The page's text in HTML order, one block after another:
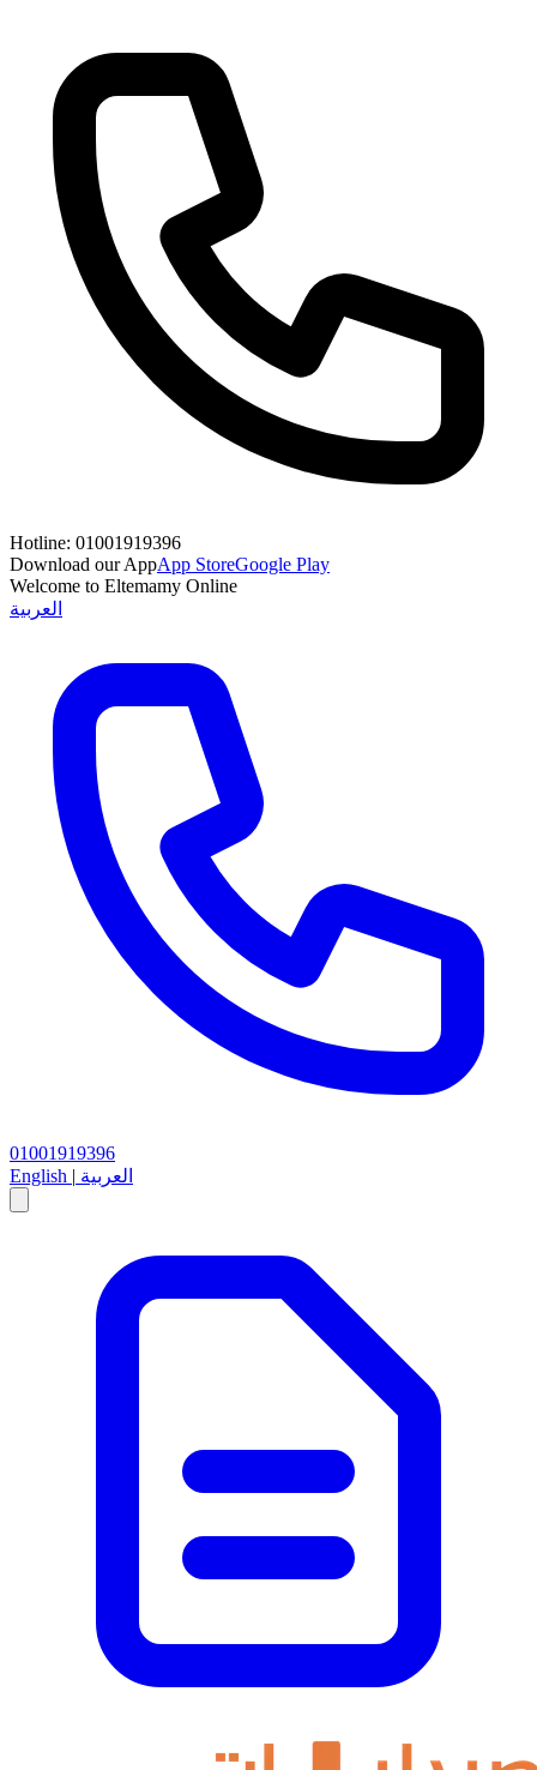
Hotline: 01001919396
Download our AppApp StoreGoogle Play
Welcome to Eltemamy Online
العربية
01001919396
English | العربية